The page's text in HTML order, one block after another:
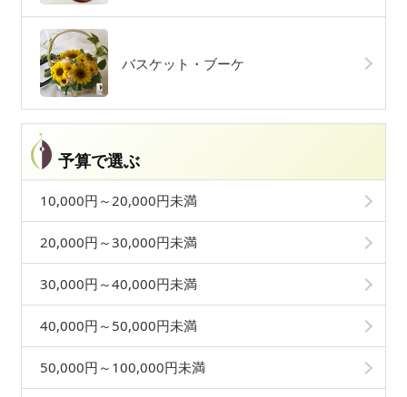
バスケット・ブーケ
予算で選ぶ
10,000円～20,000円未満
20,000円～30,000円未満
30,000円～40,000円未満
40,000円～50,000円未満
50,000円～100,000円未満